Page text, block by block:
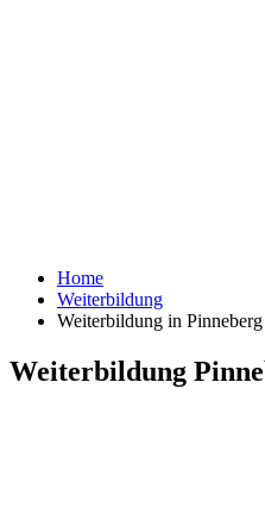
Home
Weiterbildung
Weiterbildung in
Weiterbildung